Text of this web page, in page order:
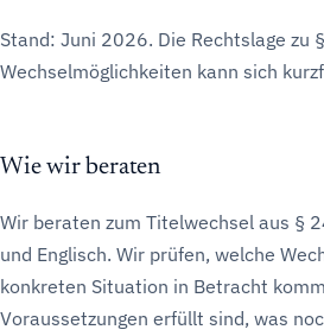
Stand: Juni 2026. Die Rechtslage zu
Wechselmöglichkeiten kann sich
Wie wir beraten
Wir beraten zum Titelwechsel aus §
und Englisch. Wir prüfen, welche
konkreten Situation in Betracht
Voraussetzungen erfüllt sind, was